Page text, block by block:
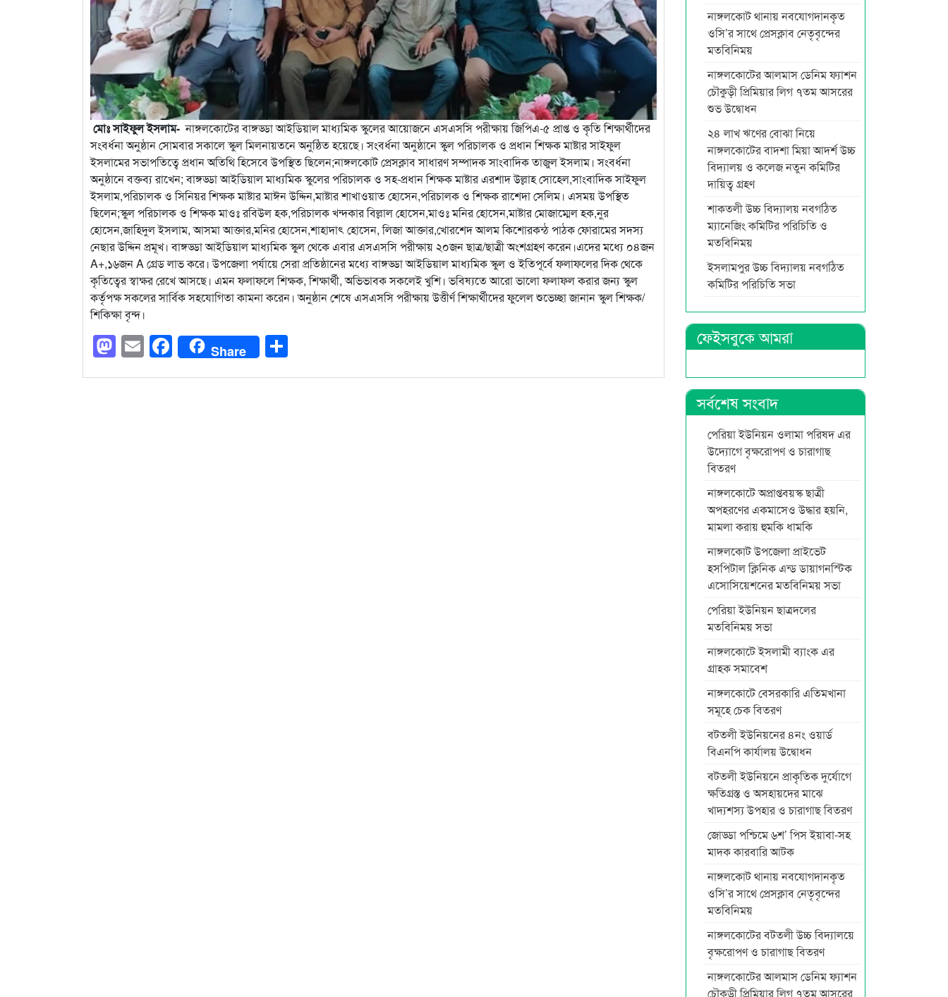
মোঃ সাইফুল ইসলাম- নাঙ্গলকোটের বাঙ্গড্ডা আইডিয়াল মাধ্যমিক স্কুলের আয়োজনে এসএসসি পরীক্ষায় জিপিএ-৫ প্রাপ্ত ও কৃতি শিক্ষার্থীদের
সংবর্ধনা অনুষ্ঠান সোমবার সকালে স্কুল মিলনায়তনে অনুষ্ঠিত হয়েছে। সংবর্ধনা অনুষ্ঠানে স্কুল পরিচালক ও প্রধান শিক্ষক মাষ্টার সাইফুল
ইসলামের সভাপতিত্বে প্রধান অতিথি হিসেবে উপস্থিত ছিলেন;নাঙ্গলকোট প্রেসক্লাব সাধারণ সম্পাদক সাংবাদিক তাজুল ইসলাম। সংবর্ধনা
অনুষ্ঠানে বক্তব্য রাখেন; বাঙ্গড্ডা আইডিয়াল মাধ্যমিক স্কুলের পরিচালক ও সহ-প্রধান শিক্ষক মাষ্টার এরশাদ উল্লাহ সোহেল,সাংবাদিক সাইফুল
ইসলাম,পরিচালক ও সিনিয়র শিক্ষক মাষ্টার মাঈন উদ্দিন,মাষ্টার শাখাওয়াত হোসেন,পরিচালক ও শিক্ষক রাশেদা সেলিম। এসময় উপস্থিত
ছিলেন;স্কুল পরিচালক ও শিক্ষক মাওঃ রবিউল হক,পরিচালক খন্দকার বিল্লাল হোসেন,মাওঃ মনির হোসেন,মাষ্টার মোজাম্মেল হক,নুর
হোসেন,জাহিদুল ইসলাম, আসমা আক্তার,মনির হোসেন,শাহাদাৎ হোসেন, লিজা আক্তার,খোরশেদ আলম কিশোরকন্ঠ পাঠক ফোরামের সদস্য
নেছার উদ্দিন প্রমূখ। বাঙ্গড্ডা আইডিয়াল মাধ্যমিক স্কুল থেকে এবার এসএসসি পরীক্ষায় ২০জন ছাত্র/ছাত্রী অংশগ্রহণ করেন।এদের মধ্যে ০৪জন
A+,১৬জন A গ্রেড লাভ করে। উপজেলা পর্যায়ে সেরা প্রতিষ্ঠানের মধ্যে বাঙ্গড্ডা আইডিয়াল মাধ্যমিক স্কুল ও ইতিপূর্বে ফলাফলের দিক থেকে
কৃতিত্বের স্বাক্ষর রেখে আসছে। এমন ফলাফলে শিক্ষক, শিক্ষার্থী, অভিভাবক সকলেই খুশি। ভবিষ্যতে আরো ভালো ফলাফল করার জন্য স্কুল
কর্তৃপক্ষ সকলের সার্বিক সহযোগিতা কামনা করেন। অনুষ্ঠান শেষে এসএসসি পরীক্ষায় উত্তীর্ণ শিক্ষার্থীদের ফুলেল শুভেচ্ছা জানান স্কুল শিক্ষক/
শিকিক্ষা বৃন্দ।
Mastodon
EmailFacebook
Share
নাঙ্গলকোট থানায় নবযোগদানকৃত
ওসি’র সাথে প্রেসক্লাব নেতৃবৃন্দের
মতবিনিময়
নাঙ্গলকোটের আলমাস ডেনিম ফ্যাশন
চৌকুড়ী প্রিমিয়ার লিগ ৭তম আসরের
শুভ উদ্বোধন
২৪ লাখ ঋণের বোঝা নিয়ে
নাঙ্গলকোটের বাদশা মিয়া আদর্শ উচ্চ
বিদ্যালয় ও কলেজ নতুন কমিটির
দায়িত্ব গ্রহণ
শাকতলী উচ্চ বিদ্যালয় নবগঠিত
ম্যানেজিং কমিটির পরিচিতি ও
মতবিনিময়
ইসলামপুর উচ্চ বিদ্যালয় নবগঠিত
কমিটির পরিচিতি সভা
ফেইসবুকে আমরা
সর্বশেষ সংবাদ
পেরিয়া ইউনিয়ন ওলামা পরিষদ এর
উদ্যোগে বৃক্ষরোপণ ও চারাগাছ
বিতরণ
নাঙ্গলকোটে অপ্রাপ্তবয়স্ক ছাত্রী
অপহরণের একমাসেও উদ্ধার হয়নি,
মামলা করায় হুমকি ধামকি
নাঙ্গলকোট উপজেলা প্রাইভেট
হসপিটাল ক্লিনিক এন্ড ডায়াগনস্টিক
এসোসিয়েশনের মতবিনিময় সভা
পেরিয়া ইউনিয়ন ছাত্রদলের
মতবিনিময় সভা
নাঙ্গলকোটে ইসলামী ব্যাংক এর
গ্রাহক সমাবেশ
নাঙ্গলকোটে বেসরকারি এতিমখানা
সমূহে চেক বিতরণ
বটতলী ইউনিয়নের ৪নং ওয়ার্ড
বিএনপি কার্যালয় উদ্বোধন
বটতলী ইউনিয়নে প্রাকৃতিক দুর্যোগে
ক্ষতিগ্রস্ত ও অসহায়দের মাঝে
খাদ্যশস্য উপহার ও চারাগাছ বিতরণ
জোড্ডা পশ্চিমে ৬শ’ পিস ইয়াবা-সহ
মাদক কারবারি আটক
নাঙ্গলকোট থানায় নবযোগদানকৃত
ওসি’র সাথে প্রেসক্লাব নেতৃবৃন্দের
মতবিনিময়
নাঙ্গলকোটের বটতলী উচ্চ বিদ্যালয়ে
বৃক্ষরোপণ ও চারাগাছ বিতরণ
নাঙ্গলকোটের আলমাস ডেনিম ফ্যাশন
চৌকুড়ী প্রিমিয়ার লিগ ৭তম আসরের